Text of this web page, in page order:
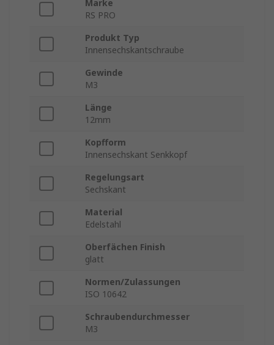
Marke
RS PRO
Produkt Typ
Innensechskantschraube
Gewinde
M3
Länge
12mm
Kopfform
Innensechskant Senkkopf
Regelungsart
Sechskant
Material
Edelstahl
Oberfächen Finish
glatt
Normen/Zulassungen
ISO 10642
Schraubendurchmesser
M3